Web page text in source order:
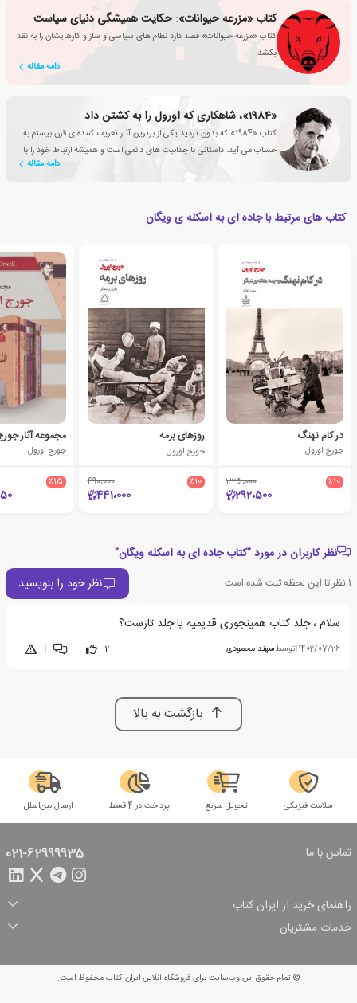
کتاب «مزرعه حیوانات»: حکایت همیشگی دنیای سیاست
کتاب «مزرعه حیوانات» قصد دارد نظام های سیاسی و ساز و کارهایشان را به نقد
بکشد
ادامه مقاله
«1984»، شاهکاری که اورول را به کشتن داد
کتاب «1984» که بدون تردید یکی از برترین آثار تعریف کننده ی قرن بیستم به
حساب می آید، داستانی با جذابیت های دائمی است و همیشه ارتباط خود را با
ادامه مقاله
کتاب های مرتبط با جاده ای به اسکله ی ویگان
در کام نهنگ
جورج اورول
٪10 325،000
292،500
روزهای برمه
جورج اورول
٪10 490،000
441،000
مجموعه آثار
جورج اورول
٪15
نظر کاربران در مورد "کتاب جاده ای به اسکله ویگان"
1نظر تا این لحظه ثبت شده است نظر خود را بنویسید
سلام ، جلد کتاب همینجوری قدیمیه یا جلد تازست؟
1402/07/26
|توسطسهند محمودی 2
|
|
بازگشت به بالا
سلامت فیزیکی تحویل سریع پرداخت در 4 قسط ارسال بین‌الملل
تماس با ما 021-62999935
راهنمای خرید از ایران کتاب
ثبت سفارش
شرایط ارسال سفارش
شیوه پرداخت
تخفیف‌های خرید
خدمات مشتریان
© تمام حقوق این وب‌سایت برای فروشگاه آنلاین ایران کتاب محفوظ است.